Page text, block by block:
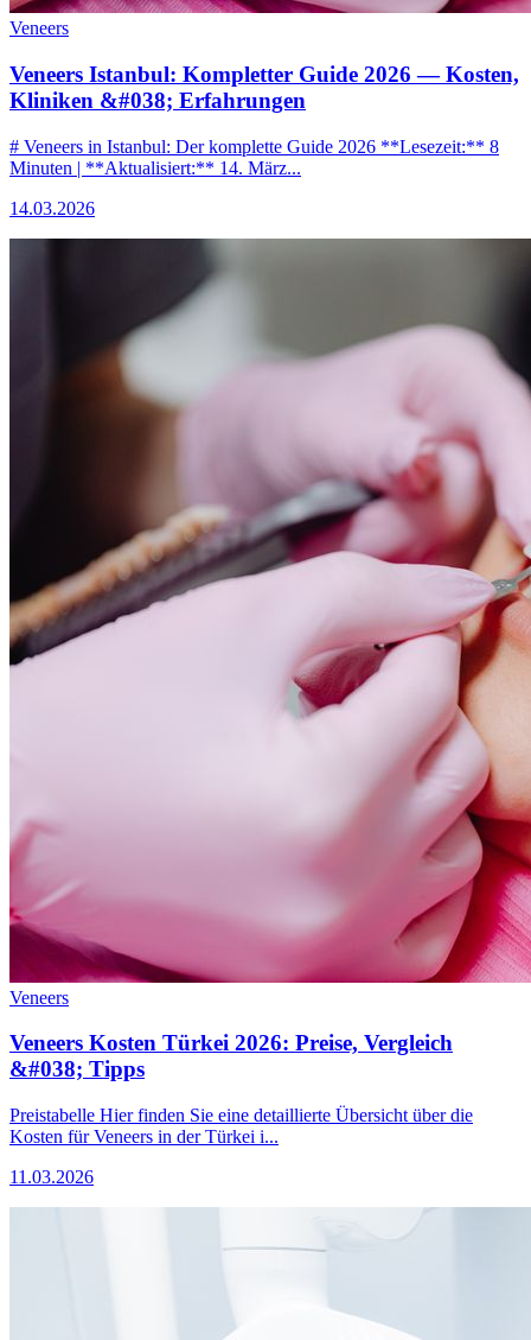
Veneers
Veneers Istanbul: Kompletter Guide 2026 — Kosten,
Kliniken &#038; Erfahrungen
# Veneers in Istanbul: Der komplette Guide 2026 **Lesezeit:** 8
Minuten | **Aktualisiert:** 14. März...
14.03.2026
Veneers
Veneers Kosten Türkei 2026: Preise, Vergleich
&#038; Tipps
Preistabelle Hier finden Sie eine detaillierte Übersicht über die
Kosten für Veneers in der Türkei i...
11.03.2026